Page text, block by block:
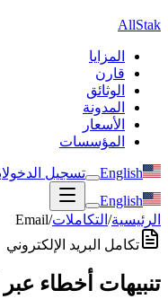
AllStak
المزايا
قارن
الوثائق
المدونة
الأسعار
المؤسسات
English تسجيل الدخول
English
الرئيسية/ التكاملات/
Email
تكامل البريد الإلكتروني
تنبيهات أخطاء